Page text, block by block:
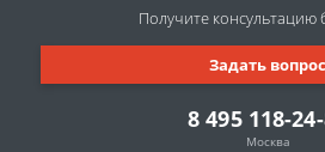
8 495 118-
Москва
Задать вопрос
Получите консультацию